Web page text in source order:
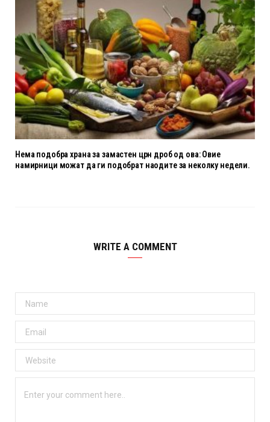
Нема подобра храна за замастен црн дроб од ова: Овие
намирници можат да ги подобрат наодите за неколку недели.
WRITE A COMMENT